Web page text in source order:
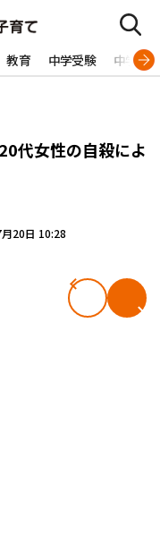
教育 中学受験 中学生
代女性の自殺によ
20日 10:28